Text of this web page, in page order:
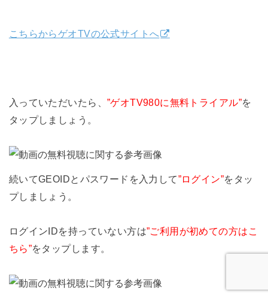
こちらからゲオTVの公式サイトへ
入っていただいたら、 ”ゲオTV980に無料トライアル”を
タップしましょう。
続いてGEOIDとパスワードを入力して”ログイン”をタッ
プしましょう。
ログインIDを持っていない方は”ご利用が初めての方はこ
ちら”をタップします。